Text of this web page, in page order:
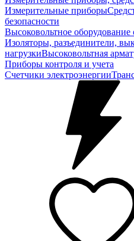
Измерительные приборы
безопасности
Высоковольтное
Изоляторы, разъединители,
нагрузкиВысоковольтная
Приборы контроля и учета
Счетчики электроэнергии